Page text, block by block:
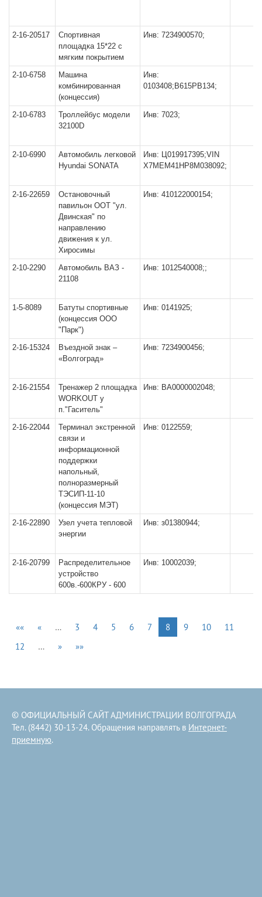
2-16-20517
Спортивная
площадка 15*22 с
мягким покрытием
Инв: 7234900570;
2-10-6758
Машина
комбинированная
(концессия)
Инв:
0103408;В615РВ134;
2-10-6783
Троллейбус модели
32100D
Инв: 7023;
2-10-6990
Автомобиль легковой
Hyundai SONATA
Инв: Ц019917395;VIN
X7МЕM41HР8M038092;
2-16-22659
Остановочный
павильон ООТ "ул.
Двинская" по
направлению
движения к ул.
Хиросимы
Инв: 410122000154;
2-10-2290
Автомобиль ВАЗ -
21108
Инв: 1012540008;;
1-5-8089
Батуты спортивные
(концессия ООО
"Парк")
Инв: 0141925;
2-16-15324
Въездной знак –
«Волгоград»
Инв: 7234900456;
2-16-21554
Тренажер 2 площадка
WORKOUT у
п."Гаситель"
Инв: ВА0000002048;
2-16-22044
Терминал экстренной
связи и
информационной
поддержки
напольный,
полноразмерный
ТЭСИП-11-10
(концессия МЭТ)
Инв: 0122559;
2-16-22890
Узел учета тепловой
энергии
Инв: з01380944;
2-16-20799
Распределительное
устройство
600в.-600КРУ - 600
Инв: 10002039;
«« « … 3 4 5 6 7 8 9 10
11
12
… » »»
© ОФИЦИАЛЬНЫЙ САЙТ АДМИНИСТРАЦИИ ВОЛГОГРАДА
Тел. (8442) 30-13-24. Обращения направлять в Интернет-
приемную.